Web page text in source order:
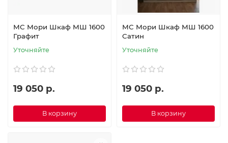
МС Мори Шкаф МШ 1600
Графит
Уточняйте
19 050 р.
В корзину
МС Мори Шкаф МШ 1600
Сатин
Уточняйте
19 050 р.
В корзину